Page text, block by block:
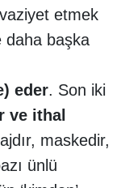
etmek
daha başka
eder. Son iki
ve ithal
maskedir,
ünlü